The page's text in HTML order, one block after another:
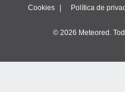
Cookies Política de
© 2026 Meteored.